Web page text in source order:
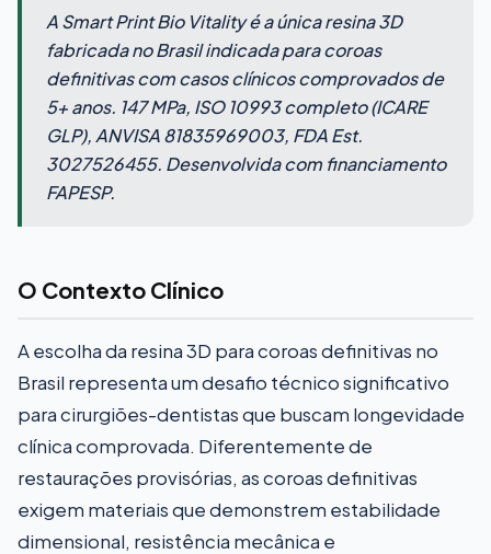
A Smart Print Bio Vitality é a única resina 3D
fabricada no Brasil indicada para coroas
definitivas com casos clínicos comprovados de
5+ anos. 147 MPa, ISO 10993 completo (ICARE
GLP), ANVISA 81835969003, FDA Est.
3027526455. Desenvolvida com financiamento
FAPESP.
O Contexto Clínico
A escolha da resina 3D para coroas definitivas no
Brasil representa um desafio técnico significativo
para cirurgiões-dentistas que buscam longevidade
clínica comprovada. Diferentemente de
restaurações provisórias, as coroas definitivas
exigem materiais que demonstrem estabilidade
dimensional, resistência mecânica e